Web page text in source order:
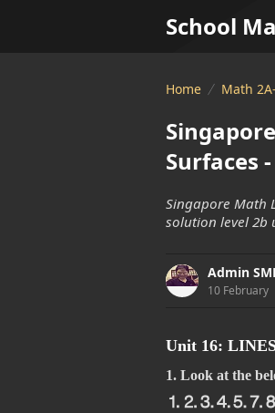
School
Home Math
Surfaces
Singapore Math
solution level 2b
Admin
10 February
Unit 16:
1. Look at the